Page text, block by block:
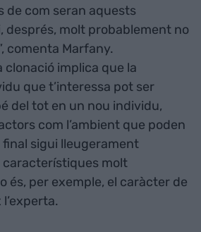
de com seran aquests
després, molt probablement no
comenta Marfany.
clonació implica que la
que t’interessa pot ser
del tot en un nou individu,
com l’ambient que poden
sigui lleugerament
molt
és, per exemple, el caràcter de
l’experta.